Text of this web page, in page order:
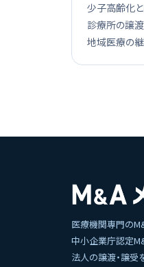
少子高齢化
診療所の譲
地域医療の
医療機関専門の
中小企業庁認定
法人の譲渡・譲受